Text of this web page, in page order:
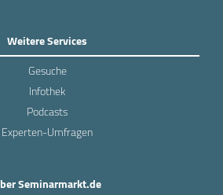
Weitere Services
Gesuche
Infothek
Podcasts
Experten-Umfragen
Seminarmarkt.de